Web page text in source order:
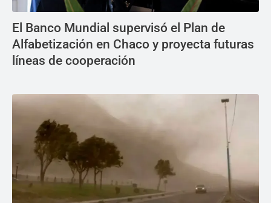
El Banco Mundial supervisó el Plan de
Alfabetización en Chaco y proyecta futuras
líneas de cooperación